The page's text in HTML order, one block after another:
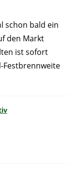
schon bald ein
den Markt
ist sofort
Festbrennweite